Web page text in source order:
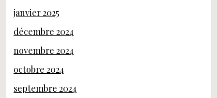
janvier 2025
décembre 2024
novembre 2024
octobre 2024
septembre 2024